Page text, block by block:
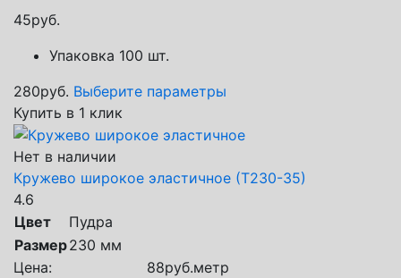
45руб.
Упаковка 100 шт.
280руб. Выберите параметры
Купить в 1 клик
Нет в наличии
Кружево широкое эластичное (Т230-35)
4.6
Цвет
Пудра
Размер230 мм
Цена:
88руб.метр